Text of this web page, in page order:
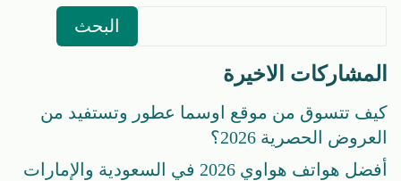
البحث
المشاركات الاخيرة
كيف تتسوق من موقع اوسما عطور وتستفيد من
العروض الحصرية 2026؟
أفضل هواتف هواوي 2026 في السعودية والإمارات